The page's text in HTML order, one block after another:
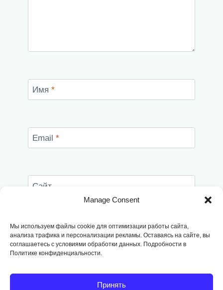
Manage Consent
Мы используем файлы cookie для оптимизации работы сайта,
анализа трафика и персонализации рекламы. Оставаясь на сайте, вы
соглашаетесь с условиями обработки данных. Подробности в
Политике конфиденциальности.
Принять
Имя *
Email *
Сайт
этом браузере для последующих моих
комментариев.